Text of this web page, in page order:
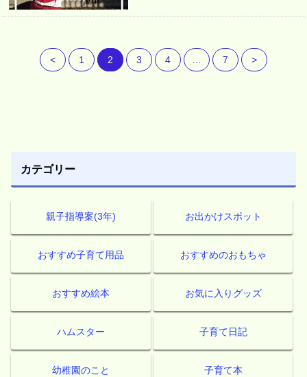
< 1 2 3 4 7 >
カテゴリー
親子指導案(3年) お出かけスポット
おすすめ子育て用品 おすすめのおもちゃ
おすすめ絵本 お気に入りグッズ
ハムスター 子育て日記
幼稚園のこと 子育て本